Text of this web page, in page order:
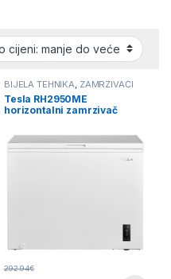
low to high
BIJELA TEHNIKA, ZAMRZIVAČI
Tesla RH2950ME
horizontalni zamrzivač
292.94€